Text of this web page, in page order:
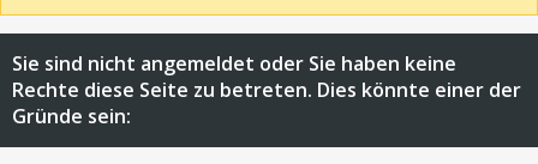
Sie sind nicht angemeldet oder Sie haben keine
Rechte diese Seite zu betreten. Dies könnte einer der
Gründe sein: